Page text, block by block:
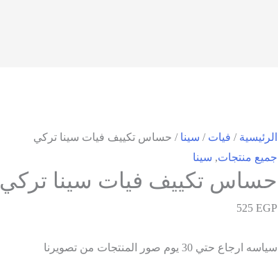
الرئيسية / فيات / سينا / حساس تكييف فيات سينا تركي
جميع منتجات, سينا
حساس تكييف فيات سينا تركي
525EGP
سياسه ارجاع حتي 30 يوم صور المنتجات من تصويرنا